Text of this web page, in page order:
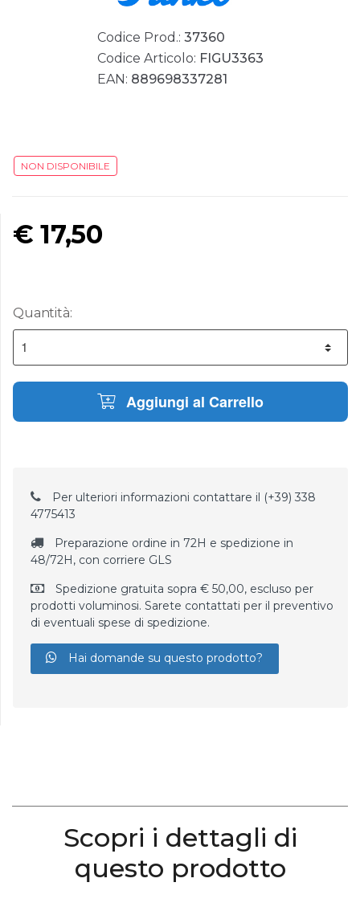
Codice Prod.: 37360
Codice Articolo: FIGU3363
EAN: 889698337281
NON DISPONIBILE
€17,50
Quantità:
Aggiungi al Carrello
Per ulteriori informazioni contattare il (+39) 338
4775413
Preparazione ordine in 72H e spedizione in
48/72H, con corriere GLS
Spedizione gratuita sopra € 50,00, escluso per
prodotti voluminosi. Sarete contattati per il preventivo
di eventuali spese di spedizione.
Hai domande su questo prodotto?
Scopri i dettagli di
questo prodotto